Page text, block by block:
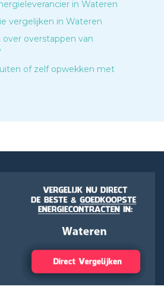
in Wateren
vergelijken in Wateren
overstappen van
of zelf opwekken met